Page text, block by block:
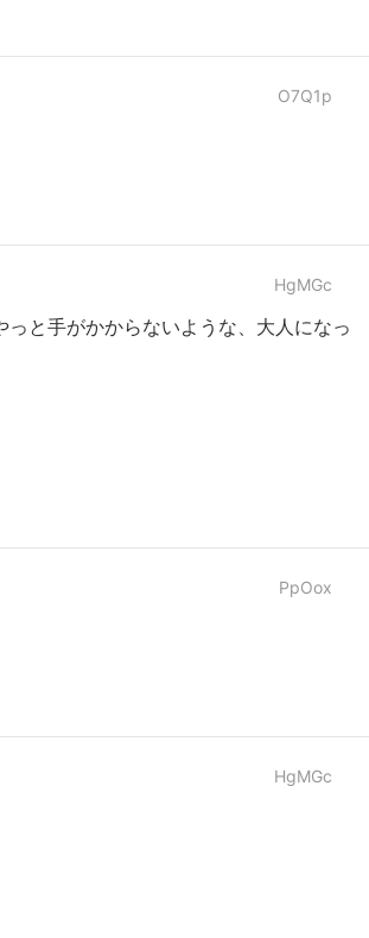
O7Q1p
HgMGc
と手がかからないような、大人になっ
PpOox
HgMGc